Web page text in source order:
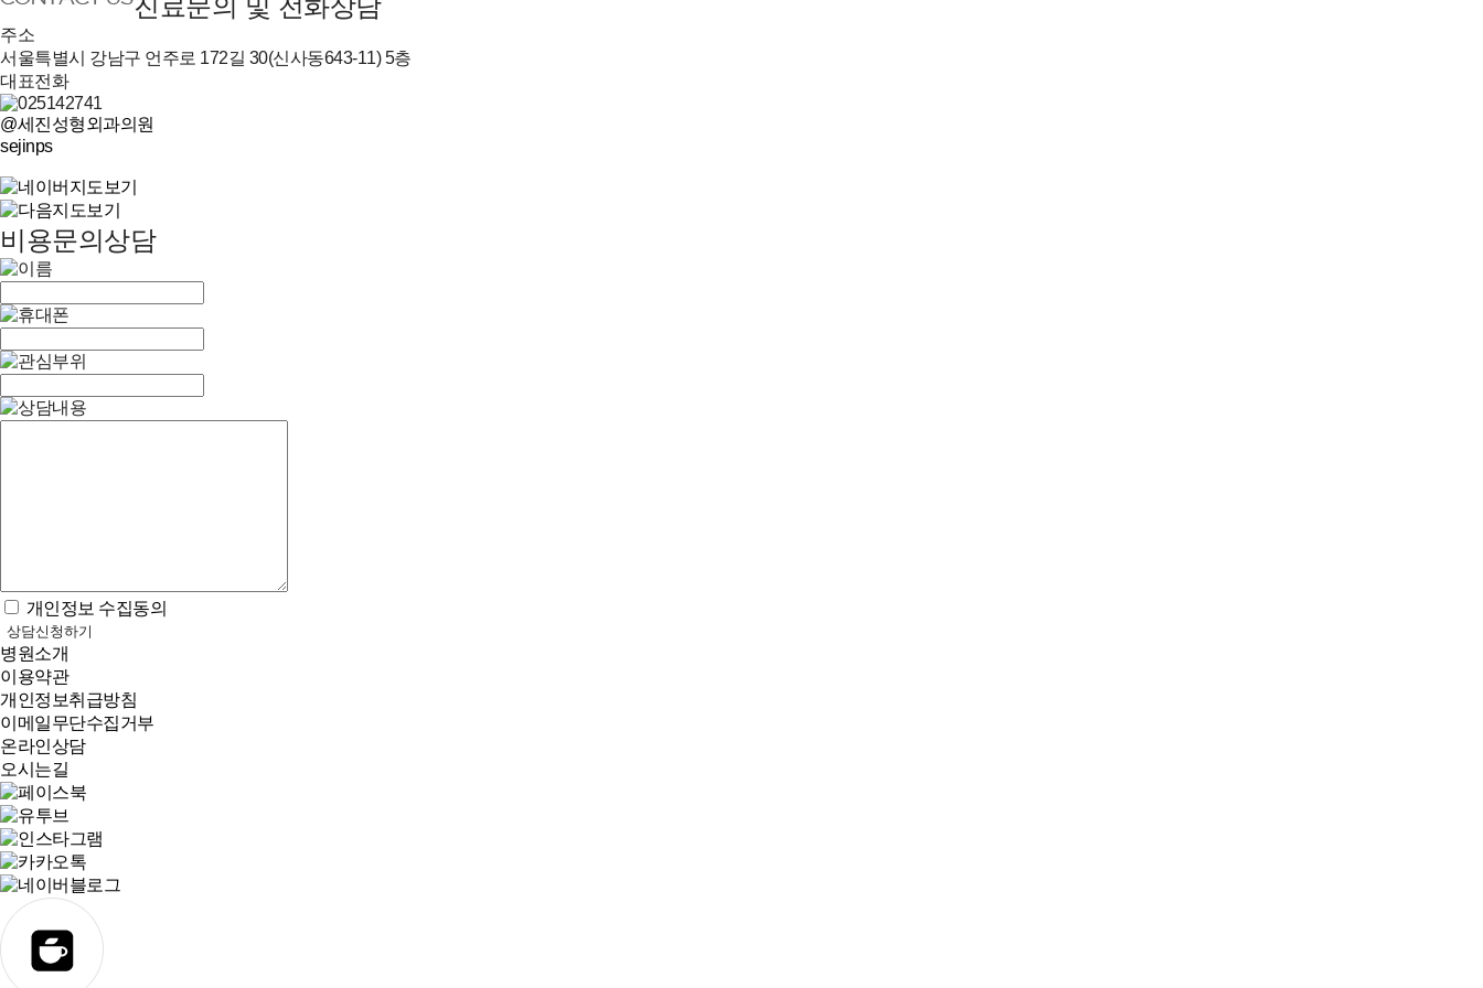
진료문의 및 전화상담
주소
서울특별시 강남구 언주로 172길 30(신사동643-11) 5층
대표전화
@세진성형외과의원
sejinps
비용문의상담
개인정보 수집동의
상담신청하기
병원소개
이용약관
개인정보취급방침
이메일무단수집거부
온라인상담
오시는길